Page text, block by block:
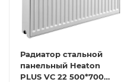
Радиатор стальной
панельный Heaton
PLUS VС 22 500*700